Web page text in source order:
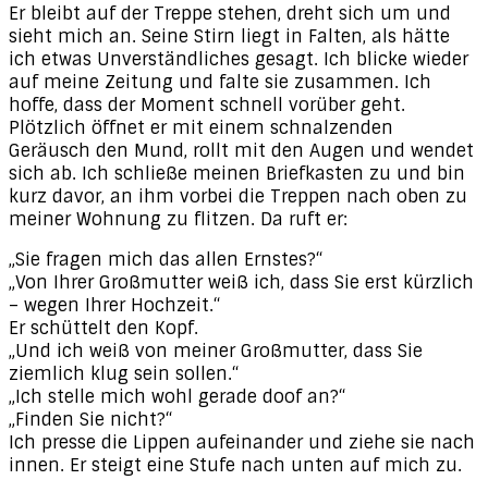
Er bleibt auf der Treppe stehen, dreht sich um und
sieht mich an. Seine Stirn liegt in Falten, als hätte
ich etwas Unverständliches gesagt. Ich blicke wieder
auf meine Zeitung und falte sie zusammen. Ich
hoffe, dass der Moment schnell vorüber geht.
Plötzlich öffnet er mit einem schnalzenden
Geräusch den Mund, rollt mit den Augen und wendet
sich ab. Ich schließe meinen Briefkasten zu und bin
kurz davor, an ihm vorbei die Treppen nach oben zu
meiner Wohnung zu flitzen. Da ruft er:
„Sie fragen mich das allen Ernstes?“
„Von Ihrer Großmutter weiß ich, dass Sie erst kürzlich
– wegen Ihrer Hochzeit.“
Er schüttelt den Kopf.
„Und ich weiß von meiner Großmutter, dass Sie
ziemlich klug sein sollen.“
„Ich stelle mich wohl gerade doof an?“
„Finden Sie nicht?“
Ich presse die Lippen aufeinander und ziehe sie nach
innen. Er steigt eine Stufe nach unten auf mich zu.